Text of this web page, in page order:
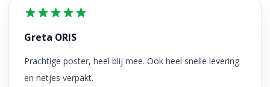
Greta ORIS
Prachtige poster, heel blij mee. Ook heel snelle levering
en netjes verpakt.